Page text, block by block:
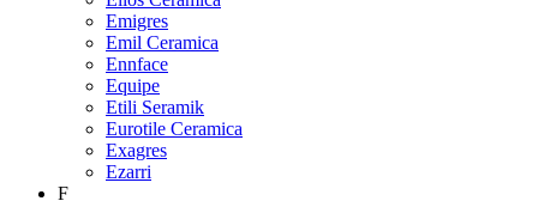
Emigres
Emil Ceramica
Ennface
Equipe
Etili Seramik
Eurotile Ceramica
Exagres
Ezarri
F